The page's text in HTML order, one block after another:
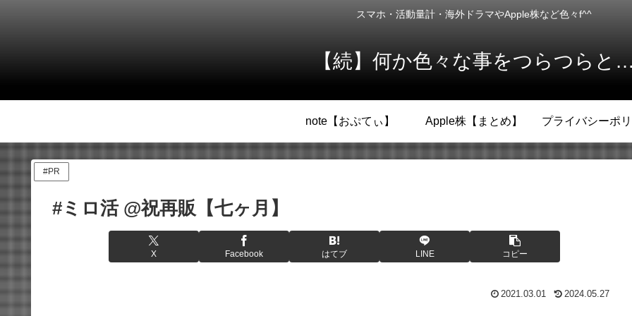
スマホ・活動量計・海外ドラマやApple株など色々f^^
【続】何か色々な事をつらつらと
note【おぷてぃ】 Apple株【まとめ】 プライバシーポ
#PR
#ミロ活 @祝再販【七ヶ月】
X Facebook はてブ LINE コピー
2021.03.01 2024.05.27